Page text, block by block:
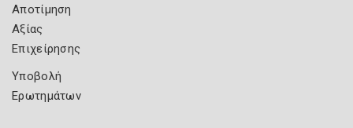
Αποτίμηση
Αξίας
Επιχείρησης
Υποβολή
Ερωτημάτων